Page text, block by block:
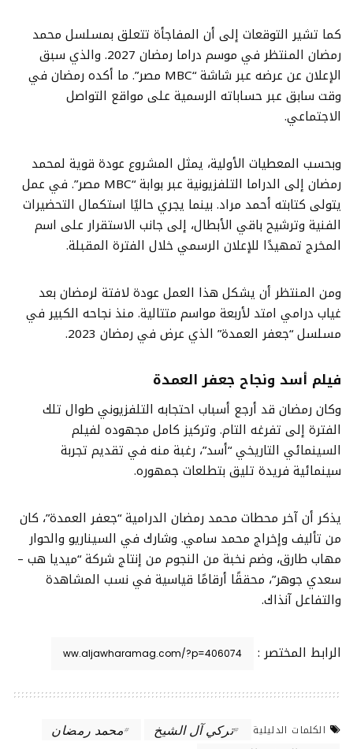
كما تشير التوقعات إلى أن المفاجأة تتعلق بمسلسل محمد
رمضان المنتظر في موسم دراما رمضان 2027. والذي سبق
الإعلان عن عرضه عبر شاشة “MBC مصر”. ما أكده رمضان في
وقت سابق عبر حساباته الرسمية على مواقع التواصل
الاجتماعي.
وبحسب المعطيات الأولية، يمثل المشروع عودة قوية لمحمد
رمضان إلى الدراما التلفزيونية عبر بوابة “MBC مصر”. في عمل
يتولى كتابته أحمد مراد. بينما يجري حاليًا استكمال التحضيرات
الفنية وترشيح باقي الأبطال، إلى جانب الاستقرار على اسم
المخرج تمهيدًا للإعلان الرسمي خلال الفترة المقبلة.
ومن المنتظر أن يشكل هذا العمل عودة لافتة لرمضان بعد
غياب درامي امتد لأربعة مواسم متتالية. منذ نجاحه الكبير في
مسلسل “جعفر العمدة” الذي عرض في رمضان 2023.
فيلم أسد ونجاح جعفر العمدة
وكان رمضان قد أرجع أسباب احتجابه التلفزيوني طوال تلك
الفترة إلى تفرغه التام. وتركيز كامل مجهوده لفيلم
السينمائي التاريخي “أسد”، رغبة منه في تقديم تجربة
سينمائية فريدة تليق بتطلعات جمهوره.
يذكر أن آخر محطات محمد رمضان الدرامية “جعفر العمدة”، كان
من تأليف وإخراج محمد سامي. وشارك في السيناريو والحوار
مهاب طارق، وضم نخبة من النجوم من إنتاج شركة “ميديا هب –
سعدي جوهر”، محققًا أرقامًا قياسية في نسب المشاهدة
والتفاعل آنذاك.
الرابط المختصر :
الكلمات الدليلية تركي آل الشيخ
محمد رمضان